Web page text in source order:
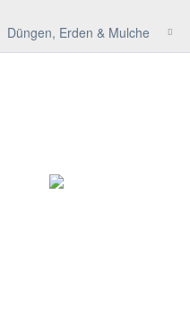
Düngen, Erden & Mulche